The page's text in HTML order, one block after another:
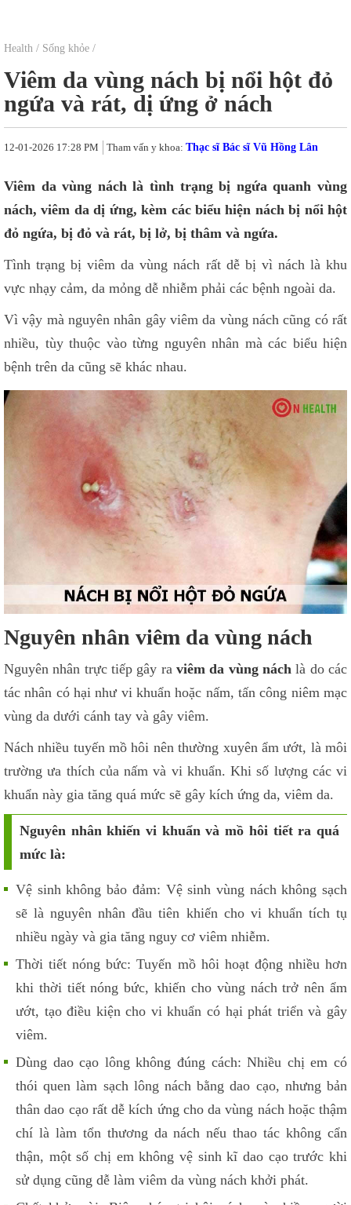
Health / Sống khỏe /
Viêm da vùng nách bị nổi hột đỏ
ngứa và rát, dị ứng ở nách
12-01-2026 17:28 PM Tham vấn y khoa: Thạc sĩ Bác sĩ Vũ Hồng Lân
Viêm da vùng nách là tình trạng bị ngứa quanh vùng
nách, viêm da dị ứng, kèm các biểu hiện nách bị nổi hột
đỏ ngứa, bị đỏ và rát, bị lở, bị thâm và ngứa.
Tình trạng bị viêm da vùng nách rất dễ bị vì nách là khu
vực nhạy cảm, da mỏng dễ nhiễm phải các bệnh ngoài da.
Vì vậy mà nguyên nhân gây viêm da vùng nách cũng có rất
nhiều, tùy thuộc vào từng nguyên nhân mà các biểu hiện
bệnh trên da cũng sẽ khác nhau.
Nguyên nhân viêm da vùng nách
Nguyên nhân trực tiếp gây ra viêm da vùng nách là do các
tác nhân có hại như vi khuẩn hoặc nấm, tấn công niêm mạc
vùng da dưới cánh tay và gây viêm.
Nách nhiều tuyến mồ hôi nên thường xuyên ẩm ướt, là môi
trường ưa thích của nấm và vi khuẩn. Khi số lượng các vi
khuẩn này gia tăng quá mức sẽ gây kích ứng da, viêm da.
Nguyên nhân khiến vi khuẩn và mồ hôi tiết ra quá
mức là:
Vệ sinh không bảo đảm: Vệ sinh vùng nách không sạch
sẽ là nguyên nhân đầu tiên khiến cho vi khuẩn tích tụ
nhiều ngày và gia tăng nguy cơ viêm nhiễm.
Thời tiết nóng bức: Tuyến mồ hôi hoạt động nhiều hơn
khi thời tiết nóng bức, khiến cho vùng nách trở nên ẩm
ướt, tạo điều kiện cho vi khuẩn có hại phát triển và gây
viêm.
Dùng dao cạo lông không đúng cách: Nhiều chị em có
thói quen làm sạch lông nách bằng dao cạo, nhưng bản
thân dao cạo rất dễ kích ứng cho da vùng nách hoặc thậm
chí là làm tổn thương da nách nếu thao tác không cẩn
thận, một số chị em không vệ sinh kĩ dao cạo trước khi
sử dụng cũng dễ làm viêm da vùng nách khởi phát.